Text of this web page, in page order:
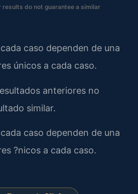
do not guarantee a similar
caso dependen de una
únicos a cada caso.
anteriores no
similar.
caso dependen de una
?nicos a cada caso.